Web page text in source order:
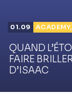
01.09 ACADEMY,
QUAND
FAIRE
D’ISAAC